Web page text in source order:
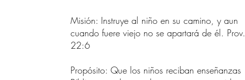
Misión: Instruye al niño en su camino, y aun
cuando fuere viejo no se apartará de él. Prov.
22:6
Propósito: Que los niños reciban enseñanzas